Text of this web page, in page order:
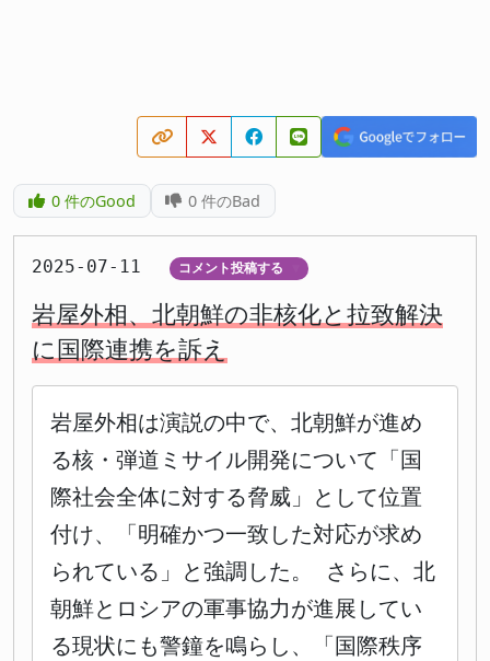
0件のGood 0 件のBad
2025-07-11 コメント投稿する
岩屋外相、北朝鮮の非核化と拉致解決
に国際連携を訴え
岩屋外相は演説の中で、北朝鮮が進め
る核・弾道ミサイル開発について「国
際社会全体に対する脅威」として位置
付け、「明確かつ一致した対応が求め
られている」と強調した。 さらに、北
朝鮮とロシアの軍事協力が進展してい
る現状にも警鐘を鳴らし、「国際秩序